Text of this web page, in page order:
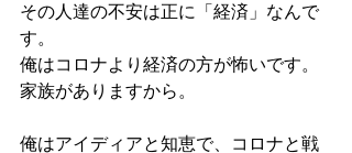
その人達の不安は正に「経済」なんで
す。
俺はコロナより経済の方が怖いです。
家族がありますから。
俺はアイディアと知恵で、コロナと戦